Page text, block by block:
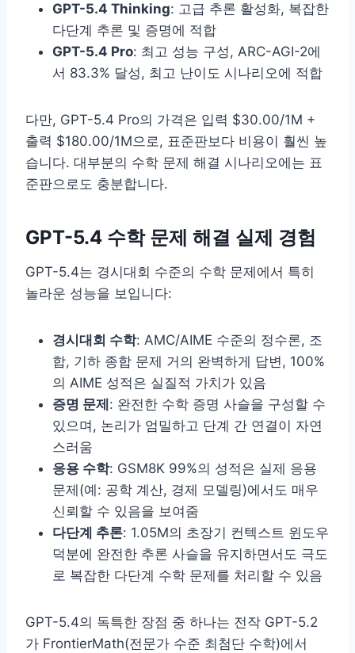
GPT-5.4 Thinking: 고급 추론 활성화, 복잡한
다단계 추론 및 증명에 적합
GPT-5.4 Pro: 최고 성능 구성, ARC-AGI-2에
서 83.3% 달성, 최고 난이도 시나리오에 적합
다만, GPT-5.4 Pro의 가격은 입력 $30.00/1M +
출력 $180.00/1M으로, 표준판보다 비용이 훨씬 높
습니다. 대부분의 수학 문제 해결 시나리오에는 표
준판으로도 충분합니다.
GPT-5.4 수학 문제 해결 실제 경험
GPT-5.4는 경시대회 수준의 수학 문제에서 특히
놀라운 성능을 보입니다:
경시대회 수학: AMC/AIME 수준의 정수론, 조
합, 기하 종합 문제 거의 완벽하게 답변, 100%
의 AIME 성적은 실질적 가치가 있음
증명 문제 : 완전한 수학 증명 사슬을 구성할 수
있으며, 논리가 엄밀하고 단계 간 연결이 자연
스러움
응용 수학: GSM8K 99%의 성적은 실제 응용
문제(예: 공학 계산, 경제 모델링)에서도 매우
신뢰할 수 있음을 보여줌
다단계 추론: 1.05M의 초장기 컨텍스트 윈도우
덕분에 완전한 추론 사슬을 유지하면서도 극도
로 복잡한 다단계 수학 문제를 처리할 수 있음
GPT-5.4의 독특한 장점 중 하나는 전작 GPT-5.2
가 FrontierMath(전문가 수준 최첨단 수학)에서